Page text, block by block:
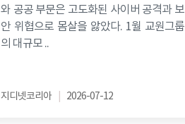
와 공공 부문은 고도화된 사이버 공격과 보
안 위협으로 몸살을 앓았다. 1월 교원그룹
의 대규모 ..
지디넷코리아 2026-07-12